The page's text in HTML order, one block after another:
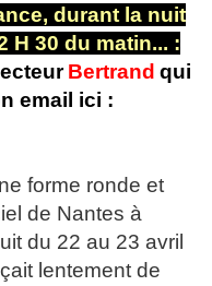
durant la nuit
H 30 du matin... :
Bertrand qui
email ici :
forme ronde et
de Nantes à
du 22 au 23 avril
lentement de